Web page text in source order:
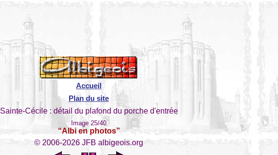
Accueil
Plan du site
Sainte-Cécile : détail du plafond du porche d'entrée
Image 25/40
“Albi en photos”
© 2006-2026 JFB albigeois.org